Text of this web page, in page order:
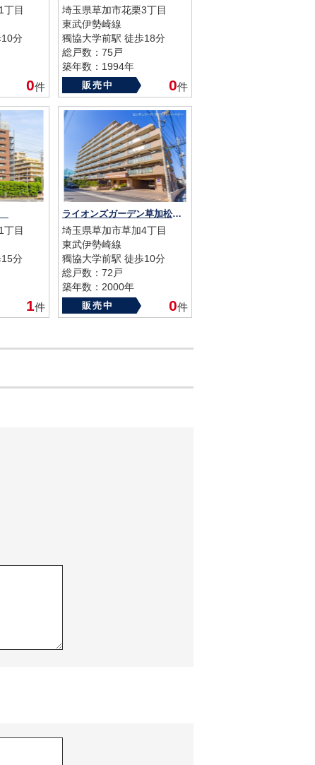
丁目
分
0件
埼玉県草加市花栗3丁目
東武伊勢崎線
獨協大学前駅 徒歩18分
総戸数：75戸
築年数：1994年
販売中 0件
丁目
分
1件
ライオンズガーデン草加松原
埼玉県草加市草加4丁目
東武伊勢崎線
獨協大学前駅 徒歩10分
総戸数：72戸
築年数：2000年
販売中 0件